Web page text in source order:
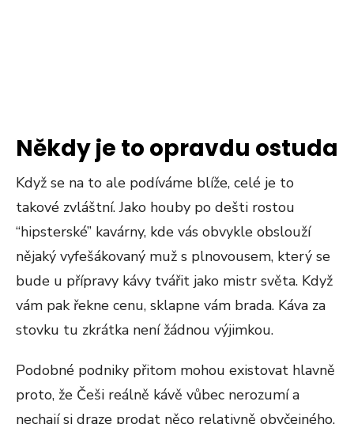
Někdy je to opravdu ostuda
Když se na to ale podíváme blíže, celé je to
takové zvláštní. Jako houby po dešti rostou
“hipsterské” kavárny, kde vás obvykle obslouží
nějaký vyfešákovaný muž s plnovousem, který se
bude u přípravy kávy tvářit jako mistr světa. Když
vám pak řekne cenu, sklapne vám brada. Káva za
stovku tu zkrátka není žádnou výjimkou.
Podobné podniky přitom mohou existovat hlavně
proto, že Češi reálně kávě vůbec nerozumí a
nechají si draze prodat něco relativně obyčejného.